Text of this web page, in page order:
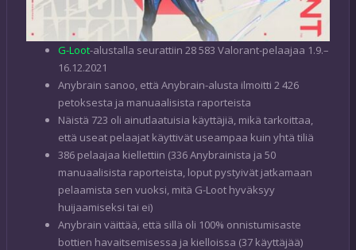
G-Loot-alustalla seurattiin 28 583 Valorant-pelaajaa 1.9.–
16.12.2021
Anybrain sanoo, että Anybrain-alusta ilmoitti 2 426
petoksesta ja manuaalisista raporteista
Näistä 723 oli ainutlaatuisia käyttäjiä, mikä tarkoittaa,
että useat pelaajat käyttivät useampaa kuin yhtä tiliä
386 pelaajaa kiellettiin (336 Anybrainista ja 50
manuaalisista raporteista, loput pystyivät jatkamaan
pelaamista sen vuoksi, mitä G-Loot hyväksyy
huijaamiseksi tai ei)
Anybrain väittää, että sillä oli 100% onnistumisaste
bottien havaitsemisessa ja kielloissa (37 käyttäjää)